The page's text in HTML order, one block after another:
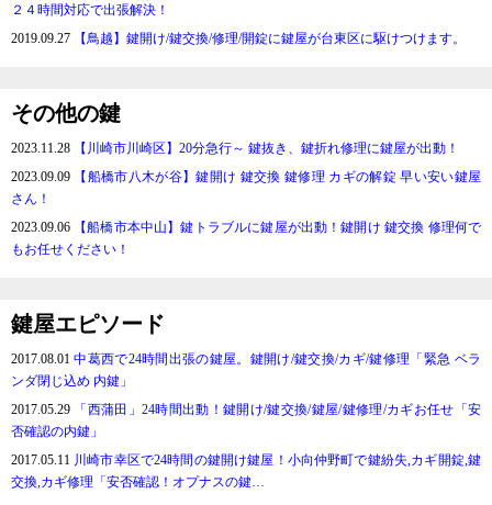
２４時間対応で出張解決！
2019.09.27
【鳥越】鍵開け/鍵交換/修理/開錠に鍵屋が台東区に駆けつけます。
その他の鍵
2023.11.28
【川崎市川崎区】20分急行～ 鍵抜き、鍵折れ修理に鍵屋が出動！
2023.09.09
【船橋市八木が谷】鍵開け 鍵交換 鍵修理 カギの解錠 早い安い鍵屋
さん！
2023.09.06
【船橋市本中山】鍵トラブルに鍵屋が出動！鍵開け 鍵交換 修理何で
もお任せください！
鍵屋エピソード
2017.08.01中葛西で24時間出張の鍵屋。鍵開け/鍵交換/カギ/鍵修理「緊急 ベラ
ンダ閉じ込め 内鍵」
2017.05.29
「西蒲田」24時間出動！鍵開け/鍵交換/鍵屋/鍵修理/カギお任せ「安
否確認の内鍵」
2017.05.11 川崎市幸区で24時間の鍵開け鍵屋！小向仲野町で鍵紛失,カギ開錠,鍵
交換,カギ修理「安否確認！オプナスの鍵…